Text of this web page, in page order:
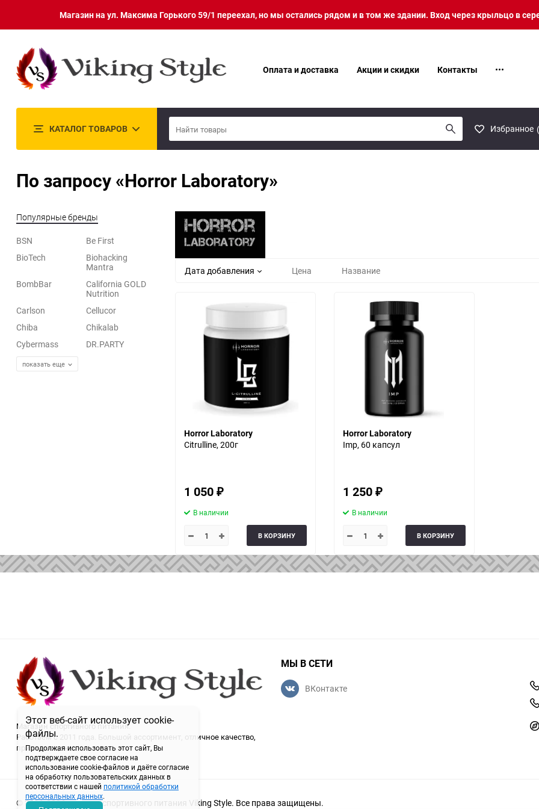
Этот веб-сайт использует cookie-
файлы.
Продолжая использовать этот сайт, Вы
подтверждаете свое согласие на
использование cookie-файлов и даёте согласие
на обработку пользовательских данных в
соответствии с нашей политикой обработки
персональных данных.
Магазин на ул. Максима Горького 59/1 переехал, но мы остались рядом и в том же здании. Вход через крыльцо в
Оплата и доставка Акции и скидки Контакты
КАТАЛОГ ТОВАРОВ Избранное (
По запросу «Horror Laboratory»
Популярные бренды
BSN
Be First
BioTech
Biohacking
Mantra
BombBar
California GOLD
Nutrition
Carlson
Cellucor
Chiba
Chikalab
Cybermass
DR.PARTY
показать еще
Дата добавления Цена Название
Horror Laboratory
Citrulline, 200г
1 050 ₽
В наличии
В КОРЗИНУ
Horror Laboratory
Imp, 60 капсул
1 250 ₽
В наличии
В КОРЗИНУ
Магазин спортивного питания.
Работаем с 2011 года. Большой ассортимент, отличное качество,
приятные цены.
МЫ В СЕТИ
ВКонтакте
© 2011-2026 магазин спортивного питания Viking Style. Все права защищены.